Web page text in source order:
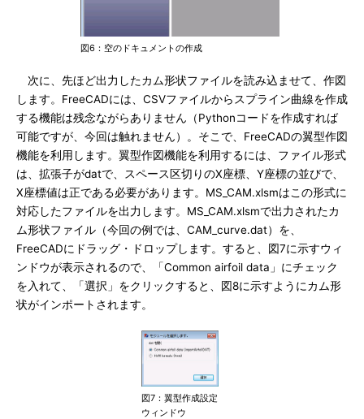
図6：空のドキュメントの作成
次に、先ほど出力したカム形状ファイルを読み込ませて、作図
します。FreeCADには、CSVファイルからスプライン曲線を作成
する機能は残念ながらありません（Pythonコードを作成すれば
可能ですが、今回は触れません）。そこで、FreeCADの翼型作図
機能を利用します。翼型作図機能を利用するには、ファイル形式
は、拡張子がdatで、スペース区切りのX座標、Y座標の並びで、
X座標値は正である必要があります。MS_CAM.xlsmはこの形式に
対応したファイルを出力します。MS_CAM.xlsmで出力されたカ
ム形状ファイル（今回の例では、CAM_curve.dat）を、
FreeCADにドラッグ・ドロップします。すると、図7に示すウィ
ンドウが表示されるので、「Common airfoil data」にチェック
を入れて、「選択」をクリックすると、図8に示すようにカム形
状がインポートされます。
図7：翼型作成設定
ウィンドウ